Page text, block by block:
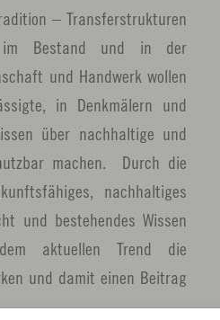
– Transferstrukturen
im Bestand und in der
und Handwerk wollen
in Denkmälern und
über nachhaltige und
machen. Durch die
nachhaltiges
und bestehendes Wissen
aktuellen Trend die
und damit einen Beitrag